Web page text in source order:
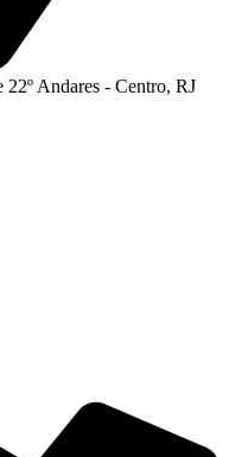
22º Andares - Centro, RJ